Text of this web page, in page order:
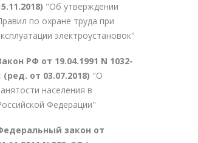
"Об утверждении
по охране труда при
электроустановок"
РФ от 19.04.1991 N 1032-
(ред. от 03.07.2018) "О
населения в
Федерации"
закон от